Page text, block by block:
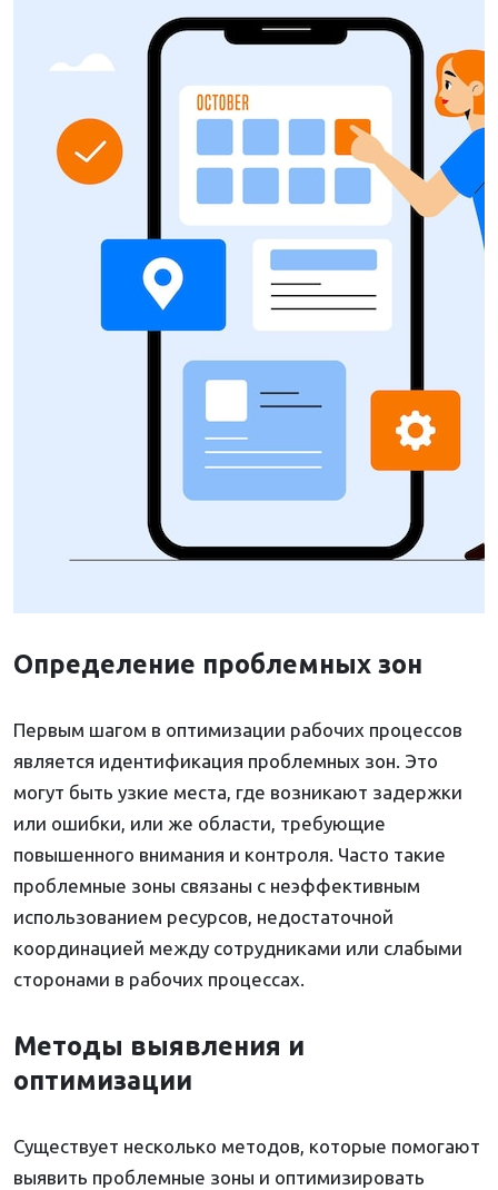
Определение проблемных зон
Первым шагом в оптимизации рабочих процессов
является идентификация проблемных зон. Это
могут быть узкие места, где возникают задержки
или ошибки, или же области, требующие
повышенного внимания и контроля. Часто такие
проблемные зоны связаны с неэффективным
использованием ресурсов, недостаточной
координацией между сотрудниками или слабыми
сторонами в рабочих процессах.
Методы выявления и
оптимизации
Существует несколько методов, которые помогают
выявить проблемные зоны и оптимизировать